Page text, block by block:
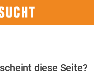
diese Seite?